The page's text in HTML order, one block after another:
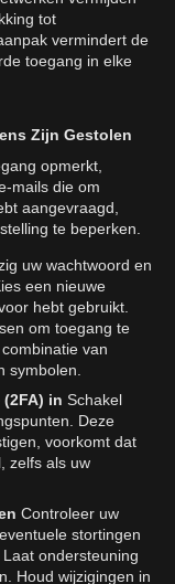
tot
vermindert de
toegang in elke
Zijn Gestolen
opmerkt,
mails die om
aangevraagd,
te beperken.
uw wachtwoord en
een nieuwe
hebt gebruikt.
om toegang te
van
symbolen.
in Schakel
Deze
voorkomt dat
zelfs als uw
Controleer uw
stortingen
ondersteuning
Houd wijzigingen in